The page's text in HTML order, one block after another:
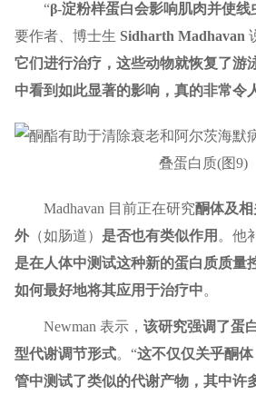
“β-淀粉样蛋白会影响肌肉并使线
要作者、博士生 Sidharth Madhavan
它们进行治疗，这些动物就恢复了游
中看到如此显著的影响，真的非常令
Madhavan 目前正在研究酮体及
外（如肠道） 是否也有类似作用 。他
是在人体中测试这种新的蛋白质质量
如何最好地将其应用于治疗中。
Newman 表示， 该研究强调了蛋
型代谢调节形式。“这不仅仅关乎酮体
管中测试了类似的代谢产物，其中许